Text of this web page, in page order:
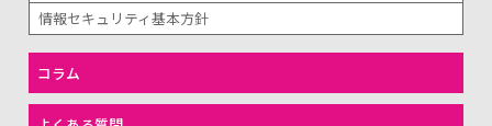
情報セキュリティ基本方針
コラム